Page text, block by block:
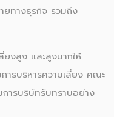
ยทางธุรกิจ รวมถึง
ยงสูง และสูงมากให้
ารบริหารความเสี่ยง คณะ
ารบริษัทรับทราบอย่าง